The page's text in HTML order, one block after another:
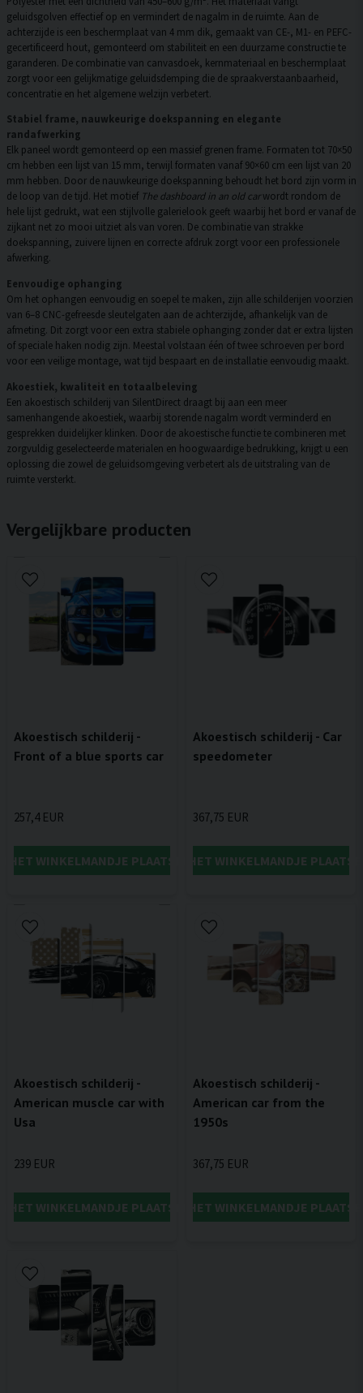
geluidsgolven effectief op en vermindert de nagalm in de ruimte. Aan de
achterzijde is een beschermplaat van 4 mm dik, gemaakt van CE-, M1- en PEFC-
gecertificeerd hout, gemonteerd om stabiliteit en een duurzame constructie te
garanderen. De combinatie van canvasdoek, kernmateriaal en beschermplaat
zorgt voor een gelijkmatige geluidsdemping die de spraakverstaanbaarheid,
concentratie en het algemene welzijn verbetert.
Stabiel frame, nauwkeurige doekspanning en elegante
randafwerking
Elk paneel wordt gemonteerd op een massief grenen frame. Formaten tot 70×50
cm hebben een lijst van 15 mm, terwijl formaten vanaf 90×60 cm een lijst van 20
mm hebben. Door de nauwkeurige doekspanning behoudt het bord zijn vorm in
de loop van de tijd. Het motief The dashboard in an old carwordt rondom de
hele lijst gedrukt, wat een stijlvolle galerielook geeft waarbij het bord er vanaf de
zijkant net zo mooi uitziet als van voren. De combinatie van strakke
doekspanning, zuivere lijnen en correcte afdruk zorgt voor een professionele
afwerking.
Eenvoudige ophanging
Om het ophangen eenvoudig en soepel te maken, zijn alle schilderijen voorzien
van 6–8 CNC-gefreesde sleutelgaten aan de achterzijde, afhankelijk van de
afmeting. Dit zorgt voor een extra stabiele ophanging zonder dat er extra lijsten
of speciale haken nodig zijn. Meestal volstaan één of twee schroeven per bord
voor een veilige montage, wat tijd bespaart en de installatie eenvoudig maakt.
Akoestiek, kwaliteit en totaalbeleving
Een akoestisch schilderij van SilentDirect draagt bij aan een meer
samenhangende akoestiek, waarbij storende nagalm wordt verminderd en
gesprekken duidelijker klinken. Door de akoestische functie te combineren met
zorgvuldig geselecteerde materialen en hoogwaardige bedrukking, krijgt u een
oplossing die zowel de geluidsomgeving verbetert als de uitstraling van de
ruimte versterkt.
Vergelijkbare producten
Akoestisch schilderij -
Front of a blue sports car
257,4 EUR
HET WINKELMANDJE PLAATSEN
Akoestisch schilderij - Car
speedometer
367,75 EUR
IN HET WINKELMANDJE
Akoestisch schilderij -
American muscle car with
Usa
239 EUR
HET WINKELMANDJE PLAATSEN
Akoestisch schilderij -
American car from the
1950s
367,75 EUR
IN HET WINKELMANDJE